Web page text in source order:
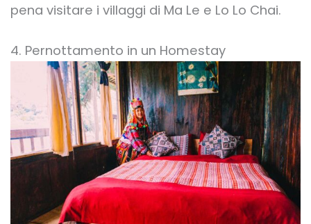
pena visitare i villaggi di Ma Le e Lo Lo Chai.
4. Pernottamento in un Homestay